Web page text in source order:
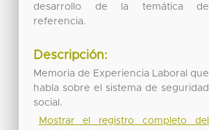
desarrollo de la temática de
referencia.
Descripción:
Memoria de Experiencia Laboral que
habla sobre el sistema de seguridad
social.
Mostrar el registro completo del